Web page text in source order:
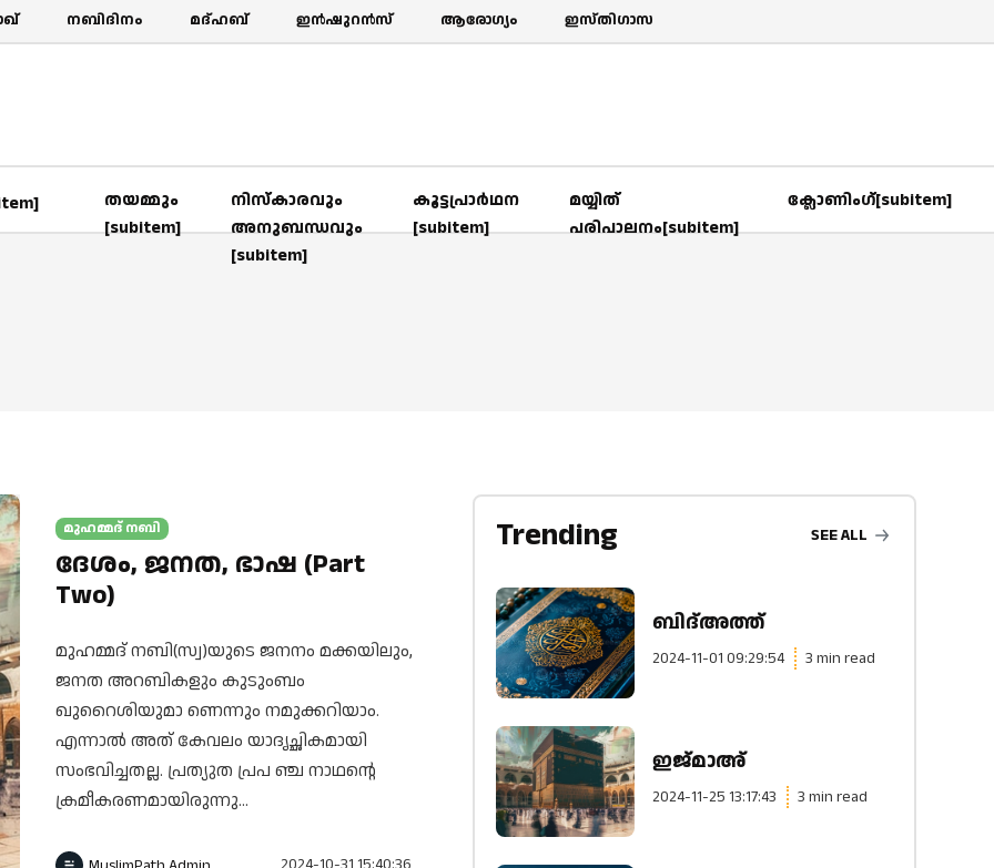
നബിദിനം മദ്ഹബ് ഇൻഷുറൻസ് ആരോഗ്യം ഇസ്തിഗാസ
തയമ്മും
[subitem]
നിസ്കാരവും
അനുബന്ധവും
[subitem]
കൂട്ടപ്രാര്‍ഥന
[subitem]
മയ്യിത്
പരിപാലനം[subitem]
ക്ലോണിംഗ്[subitem]
മുഹമ്മദ് നബി
ദേശം, ജനത, ഭാഷ (Part
Two)
മുഹമ്മദ് നബി(സ്വ)യുടെ ജനനം മക്കയിലും,
ജനത അറബികളും കുടുംബം
ഖുറൈശിയുമാ ണെന്നും നമുക്കറിയാം.
എന്നാൽ അത് കേവലം യാദൃച്ഛികമായി
സംഭവിച്ചതല്ല. പ്രത്യുത പ്രപ ഞ്ച നാഥന്റെ
ക്രമീകരണമായിരുന്നു...
Trending SEE ALL
ബിദ്അത്ത്
2024-11-01 09:29:54 3 min read
ഇജ്‌മാഅ്
2024-11-25 13:17:43 3 min read